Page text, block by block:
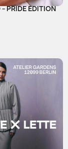
- PRIDE EDITION